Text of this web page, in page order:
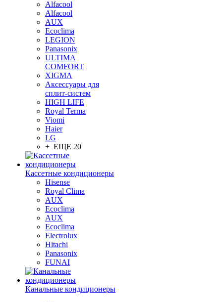
Alfacool
Alfacool
AUX
Ecoclima
LEGION
Panasonix
ULTIMA
COMFORT
XIGMA
Аксессуары для
сплит-систем
HIGH LIFE
Royal Terma
Viomi
Haier
LG
+ ЕЩЕ 20
Кассетные кондиционеры
Hisense
Royal Clima
AUX
Ecoclima
AUX
Ecoclima
Electrolux
Hitachi
Panasonix
FUNAI
Канальные кондиционеры